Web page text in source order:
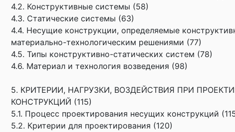
4.2. Конструктивные системы (58)
4.3. Статические системы (63)
4.4. Несущие конструкции, определяемые
материально-технологическим решениями (77)
4.5. Типы конструктивно-статических систем (78)
4.6. Материал и технология возведения (98)
5. КРИТЕРИИ, НАГРУЗКИ, ВОЗДЕЙСТВИЯ ПРИ
КОНСТРУКЦИЙ (115)
5.1. Процесс проектирования несущих конструкций
5.2. Критерии для проектирования (120)